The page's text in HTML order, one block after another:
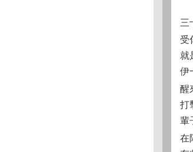
三
受
就
伊
醒
打
輩
在